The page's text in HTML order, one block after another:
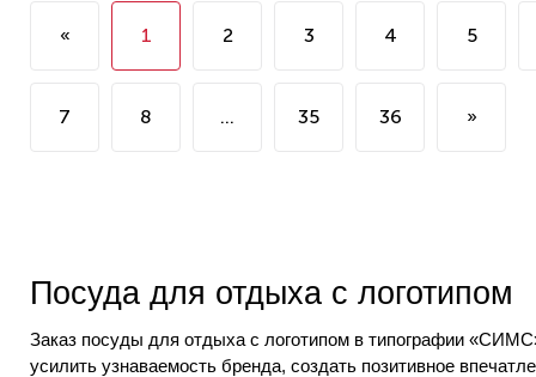
« 1 2 3 4 5
7 8 ... 35 36 »
Посуда для отдыха с логотипом
Заказ посуды для отдыха с логотипом в типографии
усилить узнаваемость бренда, создать позитивное